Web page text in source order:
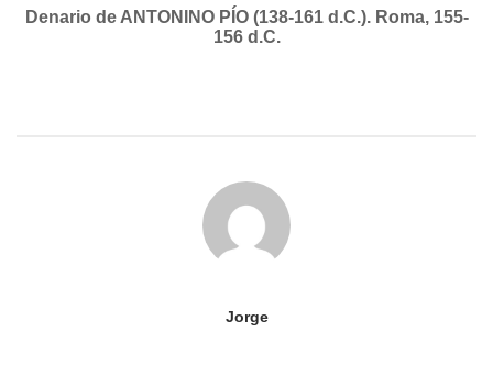
Denario de ANTONINO PÍO (138-161 d.C.). Roma, 155-
156 d.C.
Jorge